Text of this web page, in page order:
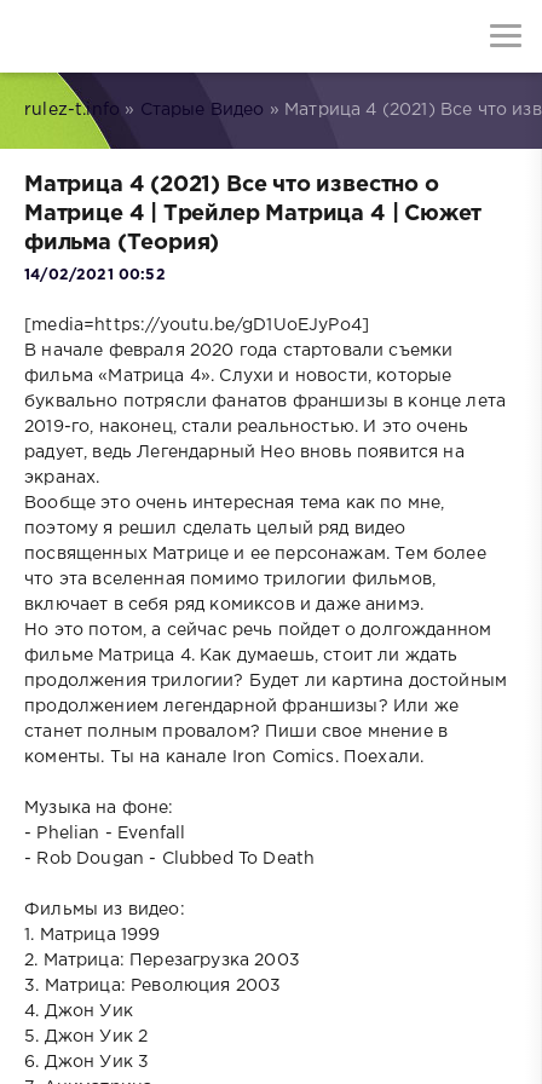
rulez-t.info » Старые Видео » Матрица 4 (2021) Все что
Матрица 4 (2021) Все что известно о
Матрице 4 | Трейлер Матрица 4 | Сюжет
фильма (Теория)
14/02/2021 00:52
[media=https://youtu.be/gD1UoEJyPo4]
В начале февраля 2020 года стартовали съемки
фильма «Матрица 4». Слухи и новости, которые
буквально потрясли фанатов франшизы в конце лета
2019-го, наконец, стали реальностью. И это очень
радует, ведь Легендарный Нео вновь появится на
экранах.
Вообще это очень интересная тема как по мне,
поэтому я решил сделать целый ряд видео
посвященных Матрице и ее персонажам. Тем более
что эта вселенная помимо трилогии фильмов,
включает в себя ряд комиксов и даже анимэ.
Но это потом, а сейчас речь пойдет о долгожданном
фильме Матрица 4. Как думаешь, стоит ли ждать
продолжения трилогии? Будет ли картина достойным
продолжением легендарной франшизы? Или же
станет полным провалом? Пиши свое мнение в
коменты. Ты на канале Iron Comics. Поехали.
Музыка на фоне:
- Phelian - Evenfall
- Rob Dougan - Clubbed To Death
Фильмы из видео:
1. Матрица 1999
2. Матрица: Перезагрузка 2003
3. Матрица: Революция 2003
4. Джон Уик
5. Джон Уик 2
6. Джон Уик 3